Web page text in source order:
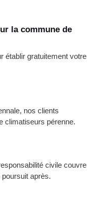
la commune de
établir gratuitement votre
nos clients
climatiseurs pérenne.
civile couvre
après.